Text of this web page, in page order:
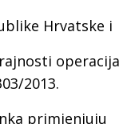
Hrvatske i
operacija
2013.
primjenjuju